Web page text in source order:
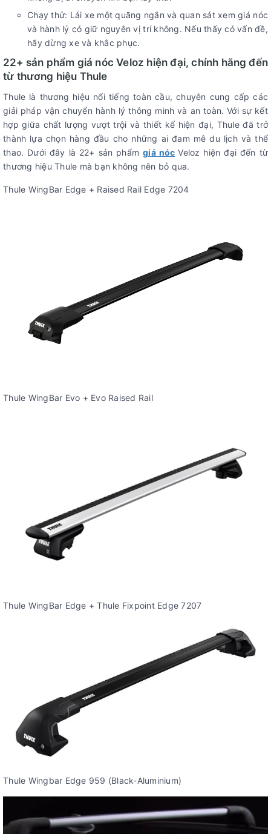
Chạy thử: Lái xe một quãng ngắn và quan sát xem giá nóc
và hành lý có giữ nguyên vị trí không. Nếu thấy có vấn đề,
hãy dừng xe và khắc phục.
22+ sản phẩm giá nóc Veloz hiện đại, chính hãng đến
từ thương hiệu Thule
Thule là thương hiệu nổi tiếng toàn cầu, chuyên cung cấp các
giải pháp vận chuyển hành lý thông minh và an toàn. Với sự kết
hợp giữa chất lượng vượt trội và thiết kế hiện đại, Thule đã trở
thành lựa chọn hàng đầu cho những ai đam mê du lịch và thể
thao. Dưới đây là 22+ sản phẩmgiá nóc Veloz hiện đại đến từ
thương hiệu Thule mà bạn không nên bỏ qua.
Thule WingBar Edge + Raised Rail Edge 7204
Thule WingBar Evo + Evo Raised Rail
Thule WingBar Edge + Thule Fixpoint Edge 7207
Thule Wingbar Edge 959 (Black-Aluminium)